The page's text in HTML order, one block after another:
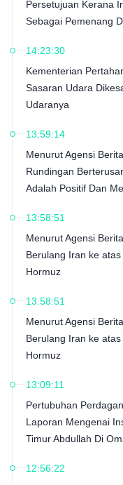
Persetujuan Kerana
Sebagai Pemenang
14:23:30
Kementerian
Sasaran Udara
Udaranya
13:59:14
Menurut Agensi
Rundingan
Adalah Positif Dan
13:58:51
Menurut Agensi
Berulang Iran ke
Hormuz
13:58:51
Menurut Agensi
Berulang Iran ke
Hormuz
13:09:11
Pertubuhan
Laporan Mengenai
Timur Abdullah Di
12:56:22